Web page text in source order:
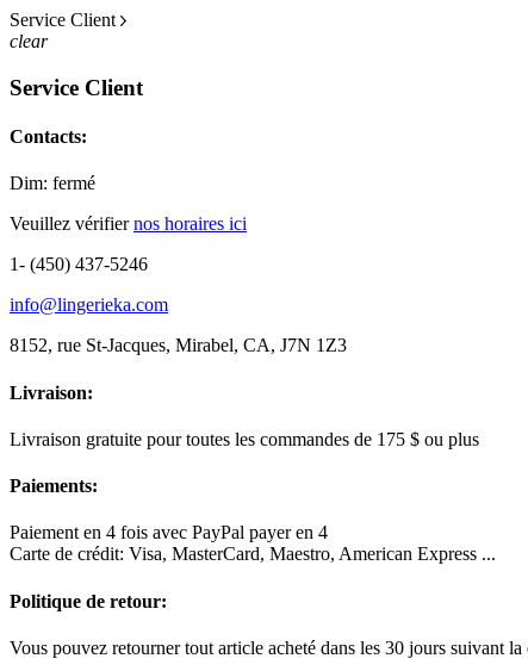
Service Client
clear
Service Client
Contacts:
Dim: fermé
Veuillez vérifiernos horaires ici
1- (450) 437-5246
info@lingerieka.com
8152, rue St-Jacques, Mirabel, CA, J7N 1Z3
Livraison:
Livraison gratuite pour toutes les commandes de 175 $ ou plus
Paiements:
Paiement en 4 fois avec PayPal payer en 4
Carte de crédit: Visa, MasterCard, Maestro, American Express ...
Politique de retour:
Vous pouvez retourner tout article acheté dans les 30 jours suivant la